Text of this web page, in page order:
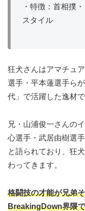
・特徴：首相撲
スタイル
狂犬さんはアマチュ
選手・平本蓮選手ら
代」で活躍した逸材
兄・山浦俊一さんの
心選手・武居由樹選
と語られており、狂
わってきます。
格闘技の才能が兄弟
BreakingDown界隈